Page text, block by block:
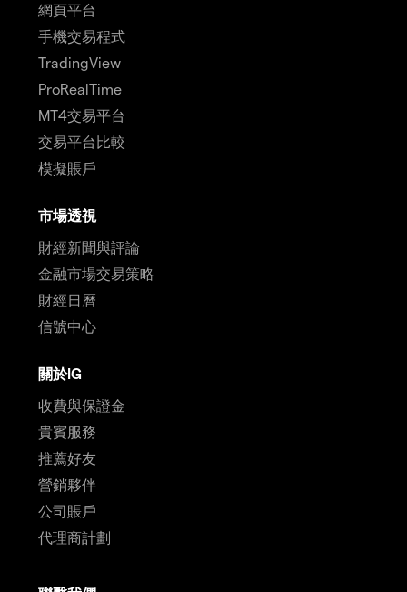
網頁平台
手機交易程式
TradingView
ProRealTime
MT4交易平台
交易平台比較
模擬賬戶
市場透視
財經新聞與評論
金融市場交易策略
財經日曆
信號中心
關於IG
收費與保證金
貴賓服務
推薦好友
營銷夥伴
公司賬戶
代理商計劃